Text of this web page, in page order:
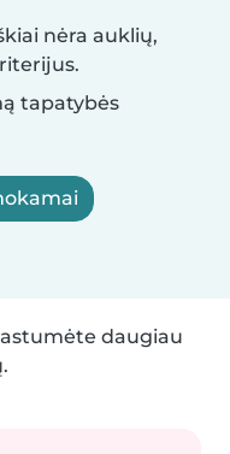
nėra auklių,
tapatybės
daugiau